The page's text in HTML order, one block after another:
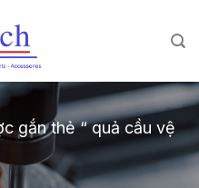
gắn thẻ “ quả cầu vệ